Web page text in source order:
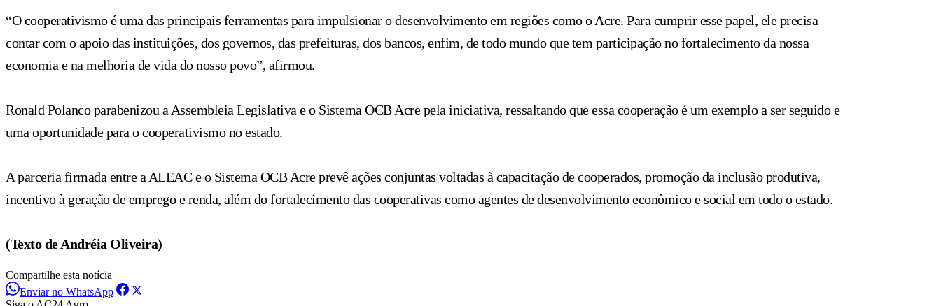
“O cooperativismo é uma das principais ferramentas para impulsionar o desenvolvimento em regiões como o Acre. Para cumprir esse papel, ele precisa
contar com o apoio das instituições, dos governos, das prefeituras, dos bancos, enfim, de todo mundo que tem participação no fortalecimento da nossa
economia e na melhoria de vida do nosso povo”, afirmou.
Ronald Polanco parabenizou a Assembleia Legislativa e o Sistema OCB Acre pela iniciativa, ressaltando que essa cooperação é um exemplo a ser seguido e
uma oportunidade para o cooperativismo no estado.
A parceria firmada entre a ALEAC e o Sistema OCB Acre prevê ações conjuntas voltadas à capacitação de cooperados, promoção da inclusão produtiva,
incentivo à geração de emprego e renda, além do fortalecimento das cooperativas como agentes de desenvolvimento econômico e social em todo o estado.
(Texto de Andréia Oliveira)
Compartilhe esta notícia
Enviar no WhatsApp